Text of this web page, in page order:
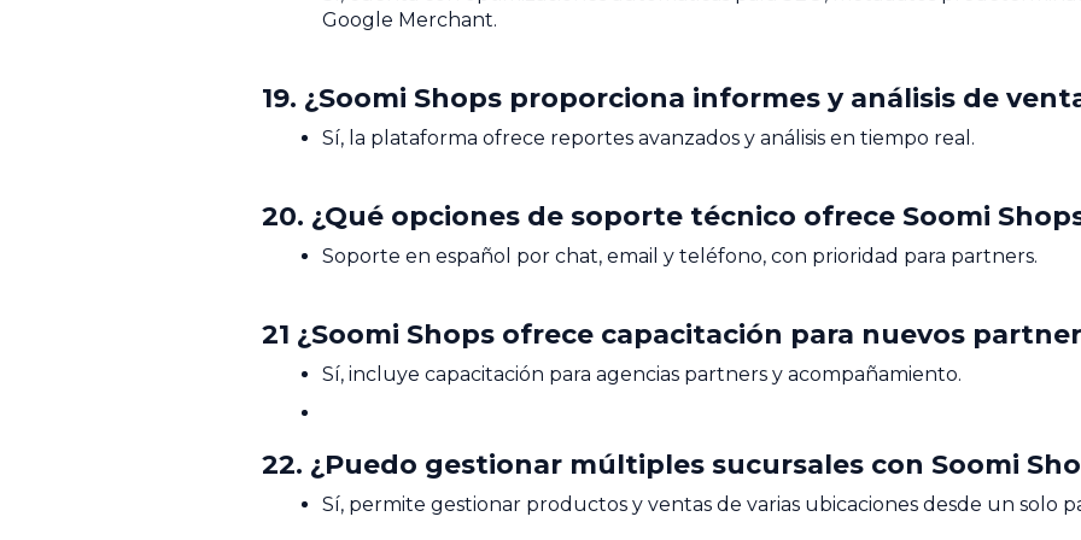
Google Merchant.
19. ¿Soomi Shops proporciona informes y análisis de
Sí, la plataforma ofrece reportes avanzados y análisis en tiempo real.
20. ¿Qué opciones de soporte técnico ofrece Soomi
Soporte en español por chat, email y teléfono, con prioridad para partners.
21 ¿Soomi Shops ofrece capacitación para nuevos
Sí, incluye capacitación para agencias partners y acompañamiento.
22. ¿Puedo gestionar múltiples sucursales con Soomi
Sí, permite gestionar productos y ventas de varias ubicaciones desde un solo